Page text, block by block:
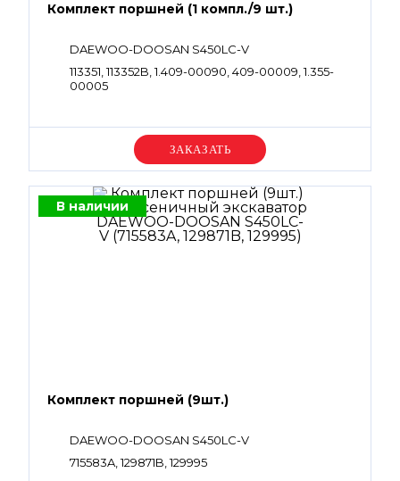
Комплект поршней (1 компл./9 шт.)
DAEWOO-DOOSAN S450LC-V
113351, 113352B, 1.409-00090, 409-00009, 1.355-
00005
Уточняйте цену
В наличии
Комплект поршней (9шт.)
DAEWOO-DOOSAN S450LC-V
715583A, 129871B, 129995